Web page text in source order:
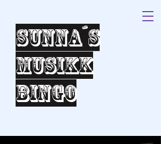
Sunna´s
Musikk
bingo